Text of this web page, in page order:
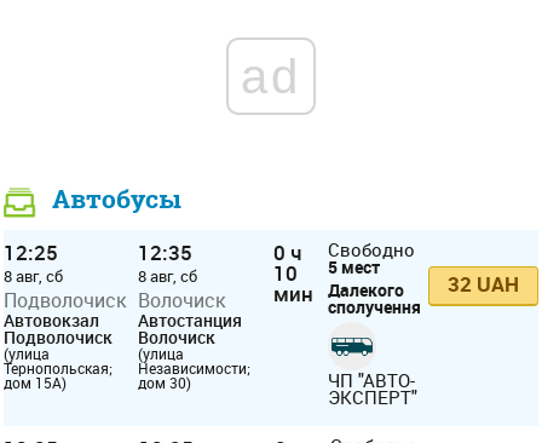
ad
Автобусы
12:25
8 авг, сб
Подволочиск
Автовокзал
Подволочиск
(улица
Тернопольская;
дом 15А)
12:35
8 авг, сб
Волочиск
Автостанция
Волочиск
(улица
Независимости;
дом 30)
0 ч
10
мин
Свободно
5 мест
Далекого
сполучення
ЧП "АВТО-
ЭКСПЕРТ"
32 UAH